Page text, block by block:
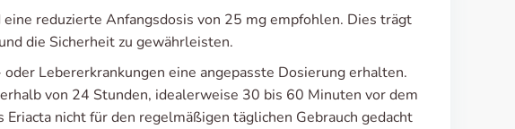
reduzierte Anfangsdosis von 25 mg empfohlen. Dies trägt
die Sicherheit zu gewährleisten.
Lebererkrankungen eine angepasste Dosierung erhalten.
von 24 Stunden, idealerweise 30 bis 60 Minuten vor dem
nicht für den regelmäßigen täglichen Gebrauch gedacht